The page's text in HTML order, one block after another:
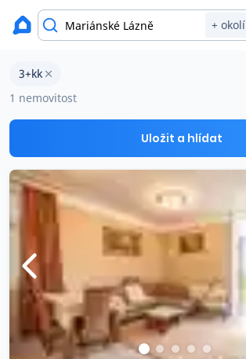
+ okolí
Prodat
Prodej s Reas.cz
Chytrý odhad ceny
Ceny prodaných nemovitostí
Okamžitý výkup
Přehled realitních makléřů
okres Cheb
Byty 3+kk na prodej Mariánské Lázně
3+kk
1 nemovitost
Uložit a hlídat